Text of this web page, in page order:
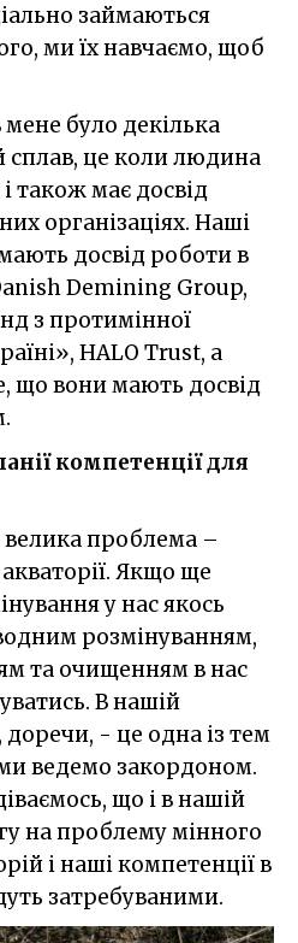
займаються
ми їх навчаємо, щоб
мене було декілька
це коли людина
також має досвід
організаціях. Наші
досвід роботи в
Demining Group,
з протимінної
HALO Trust, а
що вони мають досвід
компетенції для
велика проблема –
Якщо ще
у нас якось
розмінуванням,
та очищенням в нас
В нашій
доречи, - це одна із тем
ведемо закордоном.
що і в нашій
на проблему мінного
і наші компетенції в
затребуваними.